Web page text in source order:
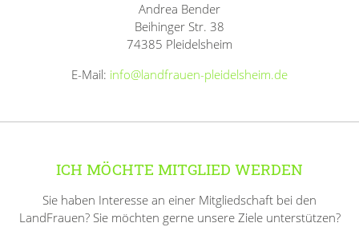
Andrea Bender
Beihinger Str. 38
74385 Pleidelsheim
E-Mail: info@landfrauen-pleidelsheim.de
ICH MÖCHTE MITGLIED WERDEN
Sie haben Interesse an einer Mitgliedschaft bei den
LandFrauen? Sie möchten gerne unsere Ziele unterstützen?